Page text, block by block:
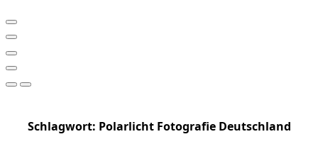
Schlagwort: Polarlicht Fotografie Deutschland